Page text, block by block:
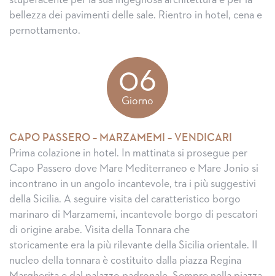
bellezza dei pavimenti delle sale. Rientro in hotel, cena e
pernottamento.
06
Giorno
CAPO PASSERO – MARZAMEMI – VENDICARI
Prima colazione in hotel. In mattinata si prosegue per
Capo Passero dove Mare Mediterraneo e Mare Jonio si
incontrano in un angolo incantevole, tra i più suggestivi
della Sicilia. A seguire visita del caratteristico borgo
marinaro di Marzamemi, incantevole borgo di pescatori
di origine arabe. Visita della Tonnara che
storicamente era la più rilevante della Sicilia orientale. Il
nucleo della tonnara è costituito dalla piazza Regina